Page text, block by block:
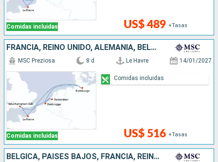
Comidas incluidas US$ 489 +Tasas
FRANCIA, REINO UNIDO, ALEMANIA, BÉLGICA, PAISES BAJOS
Comidas incluidas
MSC Preziosa 8 d Le Havre 14/01/2027
US$ 516 +Tasas
Comidas incluidas
BÉLGICA, PAISES BAJOS, FRANCIA, REINO UNIDO, ALEMANIA